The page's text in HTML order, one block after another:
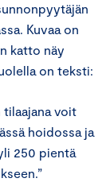
Kuvaa on
katto näy
on teksti:
tilaajana voit
hoidossa ja
250 pientä